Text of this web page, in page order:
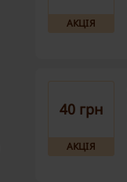
АКЦІЯ
40 грн
АКЦІЯ